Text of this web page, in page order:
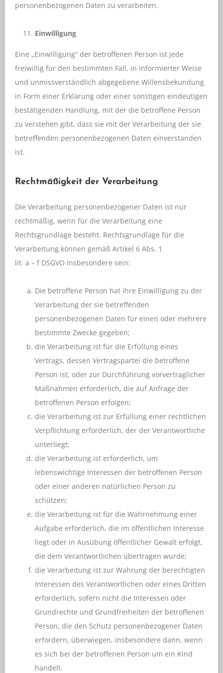
personenbezogenen Daten zu verarbeiten.
Einwilligung
Eine „Einwilligung“ der betroffenen Person ist jede
freiwillig für den bestimmten Fall, in informierter Weise
und unmissverständlich abgegebene Willensbekundung
in Form einer Erklärung oder einer sonstigen eindeutigen
bestätigenden Handlung, mit der die betroffene Person
zu verstehen gibt, dass sie mit der Verarbeitung der sie
betreffenden personenbezogenen Daten einverstanden
ist.
Rechtmäßigkeit der Verarbeitung
Die Verarbeitung personenbezogener Daten ist nur
rechtmäßig, wenn für die Verarbeitung eine
Rechtsgrundlage besteht. Rechtsgrundlage für die
Verarbeitung können gemäß Artikel 6 Abs. 1
lit. a – f DSGVO insbesondere sein:
Die betroffene Person hat ihre Einwilligung zu der
Verarbeitung der sie betreffenden
personenbezogenen Daten für einen oder mehrere
bestimmte Zwecke gegeben;
die Verarbeitung ist für die Erfüllung eines
Vertrags, dessen Vertragspartei die betroffene
Person ist, oder zur Durchführung vorvertraglicher
Maßnahmen erforderlich, die auf Anfrage der
betroffenen Person erfolgen;
die Verarbeitung ist zur Erfüllung einer rechtlichen
Verpflichtung erforderlich, der der Verantwortliche
unterliegt;
die Verarbeitung ist erforderlich, um
lebenswichtige Interessen der betroffenen Person
oder einer anderen natürlichen Person zu
schützen;
die Verarbeitung ist für die Wahrnehmung einer
Aufgabe erforderlich, die im öffentlichen Interesse
liegt oder in Ausübung öffentlicher Gewalt erfolgt,
die dem Verantwortlichen übertragen wurde;
die Verarbeitung ist zur Wahrung der berechtigten
Interessen des Verantwortlichen oder eines Dritten
erforderlich, sofern nicht die Interessen oder
Grundrechte und Grundfreiheiten der betroffenen
Person, die den Schutz personenbezogener Daten
erfordern, überwiegen, insbesondere dann, wenn
es sich bei der betroffenen Person um ein Kind
handelt.